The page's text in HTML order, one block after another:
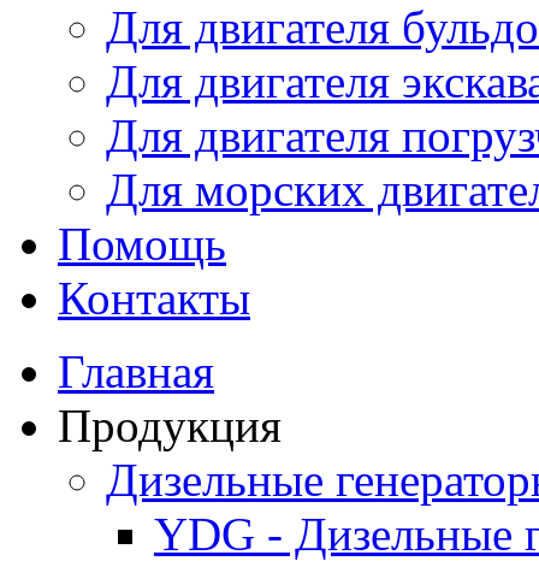
Для двигателя
Для двигателя
Для двигателя
Для морских
Помощь
Контакты
Главная
Продукция
Дизельные
YDG - Дизельные